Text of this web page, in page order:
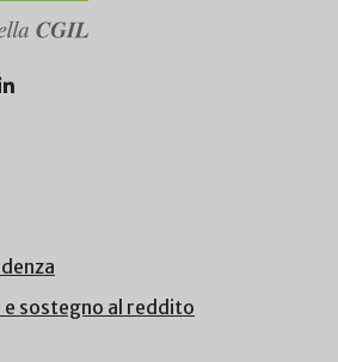
e sostegno al reddito